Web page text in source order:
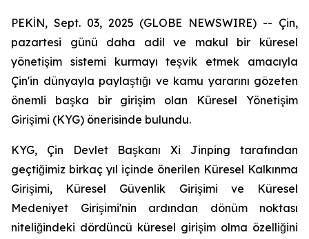
PEKİN, Sept. 03, 2025 (GLOBE NEWSWIRE) -- Çin,
pazartesi günü daha adil ve makul bir küresel
yönetişim sistemi kurmayı teşvik etmek amacıyla
Çin'in dünyayla paylaştığı ve kamu yararını gözeten
önemli başka bir girişim olan Küresel Yönetişim
Girişimi (KYG) önerisinde bulundu.
KYG, Çin Devlet Başkanı Xi Jinping tarafından
geçtiğimiz birkaç yıl içinde önerilen Küresel Kalkınma
Girişimi, Küresel Güvenlik Girişimi ve Küresel
Medeniyet Girişimi'nin ardından dönüm noktası
niteliğindeki dördüncü küresel girişim olma özelliğini